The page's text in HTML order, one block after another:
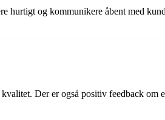
hurtigt og kommunikere åbent med
Der er også positiv feedback om